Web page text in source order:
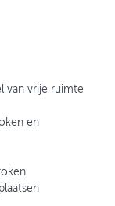
van vrije ruimte
en